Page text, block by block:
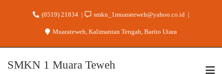
(0519) 21834 smkn_1muarateweh@yahoo.co.id
Muarateweh, Kalimantan Tengah, Barito Utara
SMKN 1 Muara Teweh